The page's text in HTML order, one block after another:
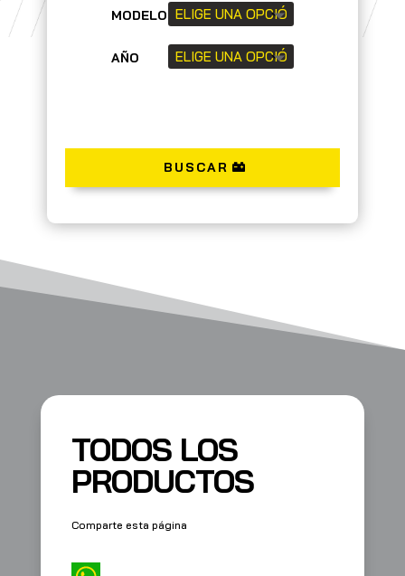
MODELO
AÑO
BUSCAR
TODOS LOS
PRODUCTOS
Comparte esta página